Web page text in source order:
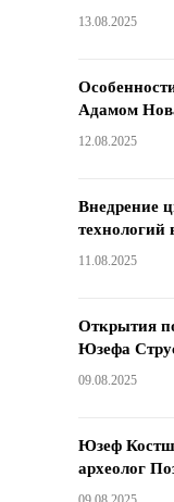
13.08.2025
Адамом
12.08.2025
Внедрение
технологий
11.08.2025
Открытия
Юзефа
09.08.2025
Юзеф
археолог